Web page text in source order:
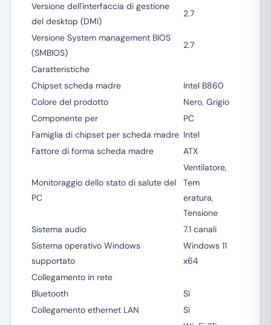
Versione dell'interfaccia di gestione
del desktop (DMI)
2.7
Versione System management BIOS
(SMBIOS)
2.7
Caratteristiche
Chipset scheda madre
Intel B860
Colore del prodotto
Nero, Grigio
Componente per
PC
Famiglia di chipset per scheda madre Intel
Fattore di forma scheda madre
ATX
Monitoraggio dello stato di salute del
PC
Ventilatore,
Tem
eratura,
Tensione
Sistema audio
7.1 canali
Sistema operativo Windows
supportato
Windows 11
x64
Collegamento in rete
Bluetooth
Sì
Collegamento ethernet LAN
Sì